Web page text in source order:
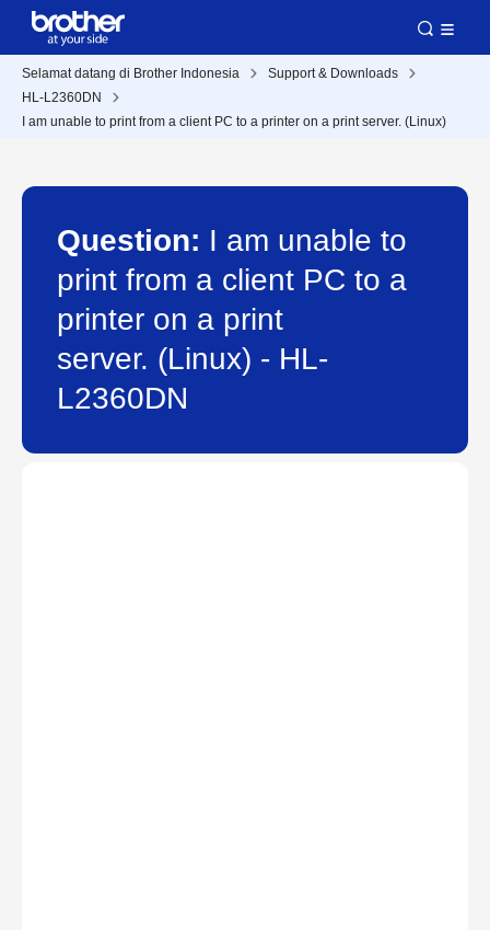
Selamat datang di Brother Indonesia
Support & Downloads
HL-L2360DN
I am unable to print from a client PC to a printer on a print server. (Linux)
Question: I am unable to
print from a client PC to a
printer on a print
server. (Linux) - HL-
L2360DN